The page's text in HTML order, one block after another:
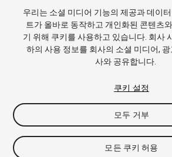
기술 자료
매 금지
쿠키 기본 설정
우리는 소셜 미디어 기능의 제공과 데이
트가 올바로 동작하고 개인화된 콘텐츠
기 위해 쿠키를 사용하고 있습니다. 회사
하의 사용 정보를 회사의 소셜 미디어, 광
사와 공유합니다.
쿠키 설정
모두 거부
모든 쿠키 허용